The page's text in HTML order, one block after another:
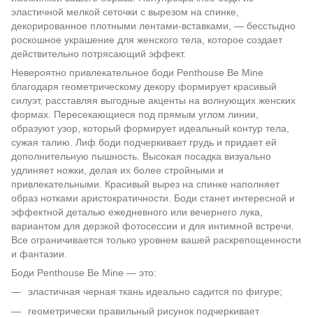
эластичной мелкой сеточки с вырезом на спинке,
декорированное плотными лентами-вставками, — бесстыдно
роскошное украшение для женского тела, которое создает
действительно потрясающий эффект.
Невероятно привлекательное боди Penthouse Be Mine
благодаря геометрическому декору формирует красивый
силуэт, расставляя выгодные акценты на волнующих женских
формах. Пересекающиеся под прямым углом линии,
образуют узор, который формирует идеальный контур тела,
сужая талию. Лиф боди подчеркивает грудь и придает ей
дополнительную пышность. Высокая посадка визуально
удлиняет ножки, делая их более стройными и
привлекательными. Красивый вырез на спинке наполняет
образ нотками аристократичности. Боди станет интересной и
эффектной деталью ежедневного или вечернего лука,
вариантом для дерзкой фотосессии и для интимной встречи.
Все ограничивается только уровнем вашей раскрепощенности
и фантазии.
Боди Penthouse Be Mine — это:
эластичная черная ткань идеально садится по фигуре;
геометрически правильный рисунок подчеркивает